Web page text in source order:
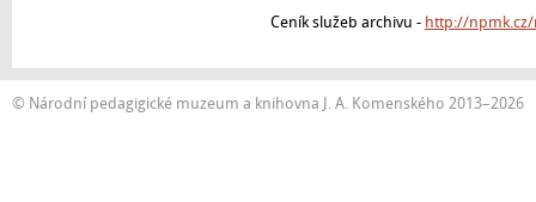
Ceník služeb archivu - http://
© Národní pedagigické muzeum a knihovna J. A. Komenského 2013–2026